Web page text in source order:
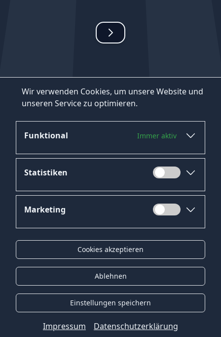
Wir verwenden Cookies, um unsere Website und
unseren Service zu optimieren.
Funktional Immer aktiv
Statistiken
Marketing
Cookies akzeptieren
Ablehnen
Einstellungen speichern
Impressum Datenschutzerklärung
Datenschutz
Impressum
Kontakt
Gender-Hinweis
© 2026 Onyx Consulting GmbH